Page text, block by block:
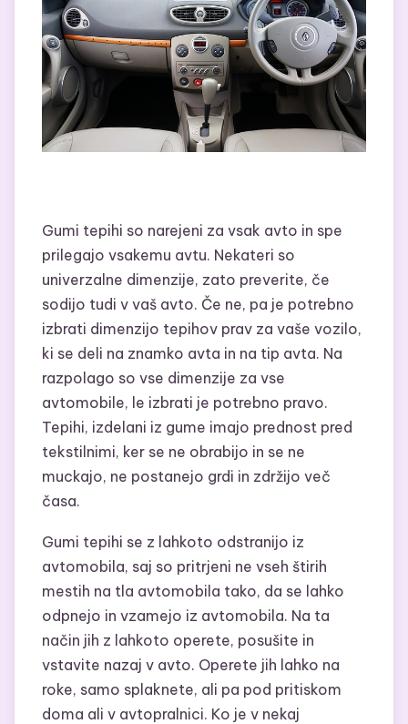
Gumi tepihi so narejeni za vsak avto in spe
prilegajo vsakemu avtu. Nekateri so
univerzalne dimenzije, zato preverite, če
sodijo tudi v vaš avto. Če ne, pa je potrebno
izbrati dimenzijo tepihov prav za vaše vozilo,
ki se deli na znamko avta in na tip avta. Na
razpolago so vse dimenzije za vse
avtomobile, le izbrati je potrebno pravo.
Tepihi, izdelani iz gume imajo prednost pred
tekstilnimi, ker se ne obrabijo in se ne
muckajo, ne postanejo grdi in zdržijo več
časa.
Gumi tepihi se z lahkoto odstranijo iz
avtomobila, saj so pritrjeni ne vseh štirih
mestih na tla avtomobila tako, da se lahko
odpnejo in vzamejo iz avtomobila. Na ta
način jih z lahkoto operete, posušite in
vstavite nazaj v avto. Operete jih lahko na
roke, samo splaknete, ali pa pod pritiskom
doma ali v avtopralnici. Ko je v nekaj